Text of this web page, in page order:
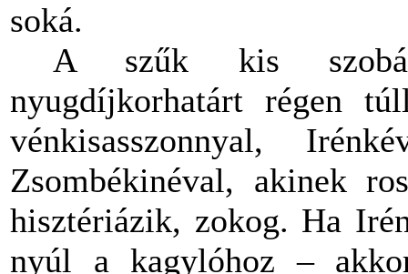
soká.
A szűk kis
nyugdíjkorhatárt régen
vénkisasszonnyal,
Zsombékinéval, akinek
hisztériázik, zokog. Ha
nyúl a kagylóhoz –